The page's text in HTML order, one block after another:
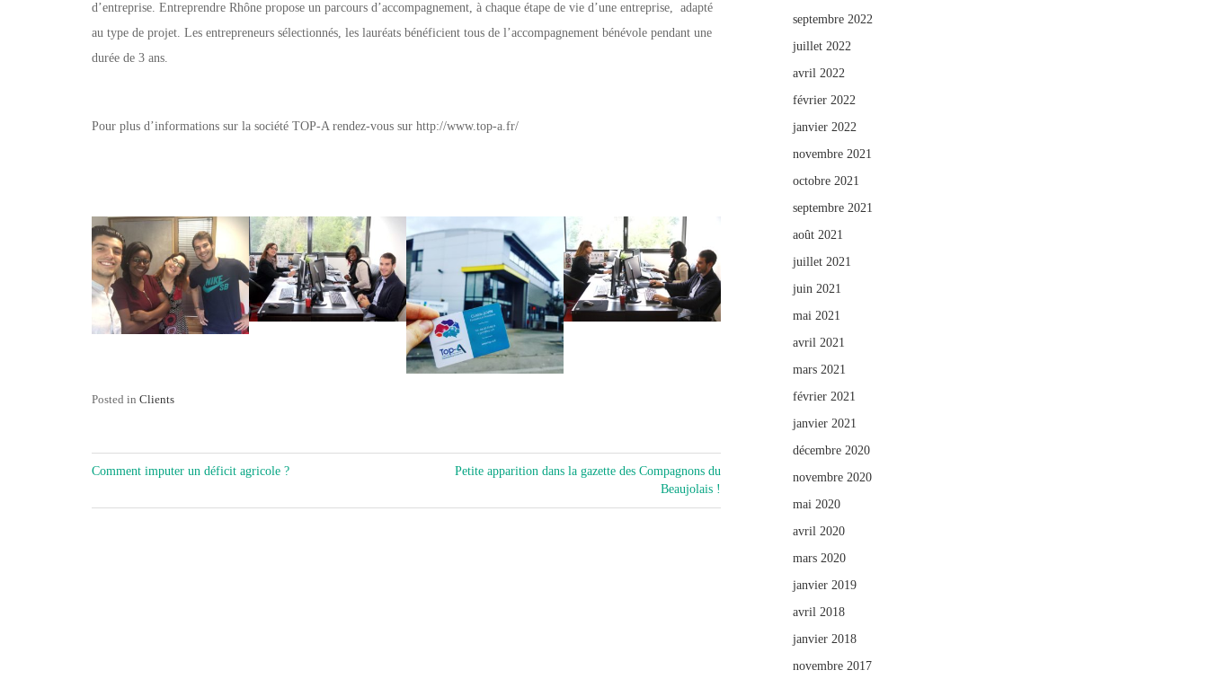
d’entreprise. Entreprendre Rhône propose un parcours d’accompagnement, à chaque étape de vie d’une entreprise, adapté
au type de projet. Les entrepreneurs sélectionnés, les lauréats bénéficient tous de l’accompagnement bénévole pendant une
durée de 3 ans.
Pour plus d’informations sur la société TOP-A rendez-vous sur http://www.top-a.fr/
Posted in Clients
NAVIGATION
Comment imputer un déficit agricole ?
Petite apparition dans la gazette des Compagnons du
Beaujolais !
septembre 2022
juillet 2022
avril 2022
février 2022
janvier 2022
novembre 2021
octobre 2021
septembre 2021
août 2021
juillet 2021
juin 2021
mai 2021
avril 2021
mars 2021
février 2021
janvier 2021
décembre 2020
novembre 2020
mai 2020
avril 2020
mars 2020
janvier 2019
avril 2018
janvier 2018
novembre 2017